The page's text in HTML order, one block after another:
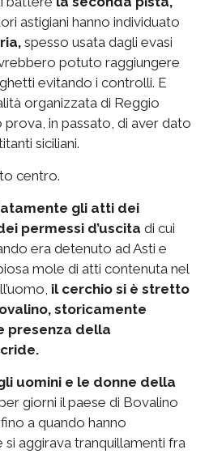
astigiani hanno individuato
spesso usata dagli evasi
potuto raggiungere
evitando i controlli. E
organizzata di Reggio
prova, in passato, di aver dato
siciliani.
centro.
gli atti dei
permessi d’uscita di cui
era detenuto ad Asti e
mole di atti contenuta nel
il cerchio si è stretto
storicamente
presenza della
uomini e le donne della
giorni il paese di Bovalino
fino a quando hanno
si aggirava tranquillamenti fra